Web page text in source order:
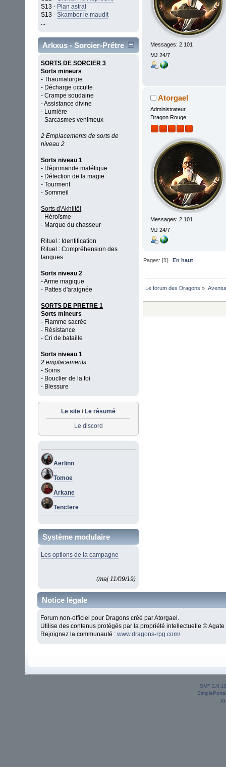
S13 - Plan astral
S13 -Skambor le maudit
...
Arkxus - Sorcier-Prêtre
SORTS DE SORCIER 3
Sorts mineurs
- Thaumaturgie
- Décharge occulte
- Crampe soudaine
- Assistance divine
- Lumière
- Sarcasmes venimeux
2 Emplacements de sorts de
niveau 2
Sorts niveau 1
- Réprimande maléfique
- Détection de la magie
- Tourment
- Sommeil
Sorts d'Akhlitôl
- Héroïsme
- Marque du chasseur
Rituel : Identification
Rituel : Compréhension des
langues
Sorts niveau 2
- Arme magique
- Pattes d'araignée
SORTS DE PRETRE 1
Sorts mineurs
- Flamme sacrée
- Résistance
- Cri de bataille
Sorts niveau 1
2 emplacements
- Soins
- Bouclier de la foi
- Blessure
Le site / Le résumé
Le discord
Aerlinn
Tomoe
Arkane
Tenctere
Système modulaire
Les options de la campagne
(maj 11/09/19)
Messages: 2.101
MJ 24/7
Atorgael
Administrateur
Dragon Rouge
Messages: 2.101
MJ 24/7
Pages: [1] En haut
Le forum des Dragons »
Notice légale
Forum non-officiel pour Dragons créé par Atorgael.
Utilise des contenus protégés par la propriété intellectuelle ©
Rejoignez la communauté :www.dragons-rpg.com/
SMF